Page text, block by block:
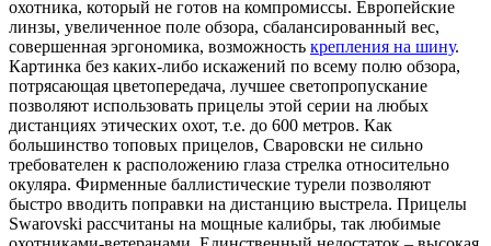
охотника, который не готов на компромиссы. Европейские
линзы, увеличенное поле обзора, сбалансированный вес,
совершенная эргономика, возможность крепления на шину.
Картинка без каких-либо искажений по всему полю обзора,
потрясающая цветопередача, лучшее светопропускание
позволяют использовать прицелы этой серии на любых
дистанциях этических охот, т.е. до 600 метров. Как
большинство топовых прицелов, Сваровски не сильно
требователен к расположению глаза стрелка относительно
окуляра. Фирменные баллистические турели позволяют
быстро вводить поправки на дистанцию выстрела. Прицелы
Swarovski рассчитаны на мощные калибры, так любимые